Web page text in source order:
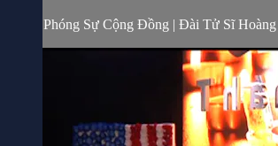
Phóng Sự Cộng Đồng | Đài Tử Sĩ Hoàng